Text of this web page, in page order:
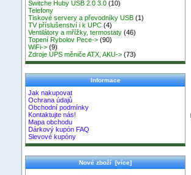
Switche Huby USB 2.0 3.0 (10)
Telefony
Tiskové servery a převodníky USB (1)
TV příslušenství i k UPC (4)
Ventilátory a mřížky, termostaty (46)
Topení Rybolov Pece-> (90)
WiFi-> (9)
Zdroje UPS měniče ATX, AKU-> (73)
Informace
Jak nakupovat
Ochrana údajů
Obchodní podmínky
Kontaktujte nás!
Mapa obchodu
Dárkový kupón FAQ
Slevové kupóny
Nové zboží [více]